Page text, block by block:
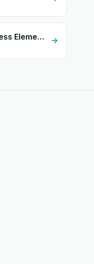
Zrexpress + Wordpress Elementor